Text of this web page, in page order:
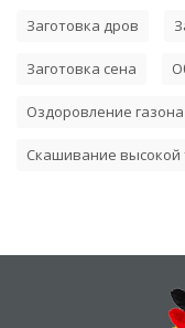
Заготовка дров
Заготовка сена
Оздоровление газона
Скашивание высокой